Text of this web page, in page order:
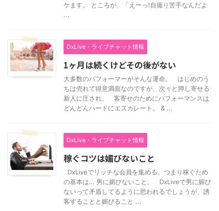
ケます。 ところが、「えーっ!自撮り苦手なんだよ
...
DxLive・ライブチャット情報
1ヶ月は続くけどその後がない
大多数のパフォーマーがそんな運命。 はじめのう
ちは売れて得意満面なのですが、次々と押し寄せる
新人に圧され。 客寄せのためにパフォーマンスは
どんどんハードにエスカレート。 & ...
DxLive・ライブチャット情報
稼ぐコツは媚びないこと
DxLiveでリッチな会員を集める、つまり稼ぐため
の基本は… 男に媚びないこと。 DxLiveで男に媚び
ないって矛盾してるように思われるでしょうが、誘
客することと媚びること ...